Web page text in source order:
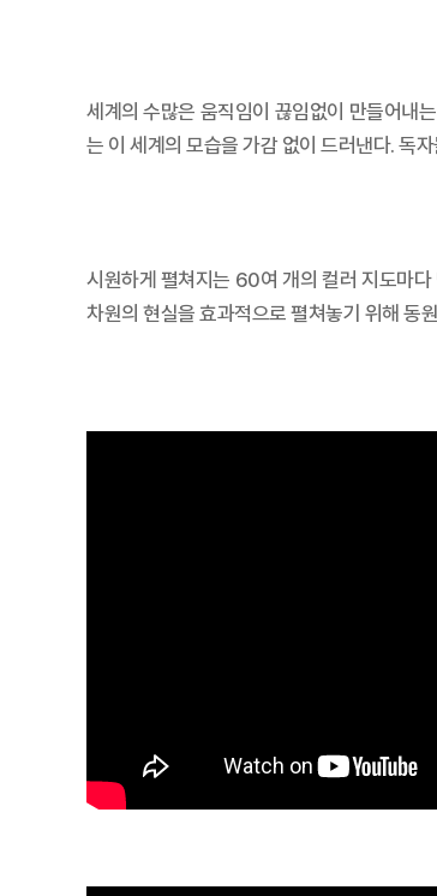
세계의 수많은 움직임이 끊임없이 만들어내
는 이 세계의 모습을 가감 없이 드러낸다. 독
시원하게 펼쳐지는 60여 개의 컬러 지도마
차원의 현실을 효과적으로 펼쳐놓기 위해 동